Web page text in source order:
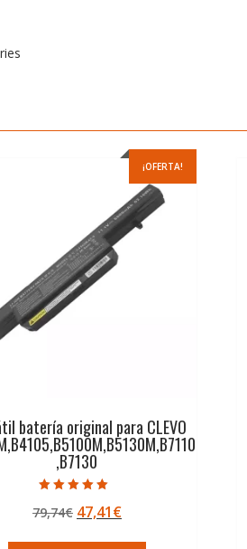
¡OFERTA!
batería original para CLEVO
,B7130
5.00
de 5
79,74€ El
47,41€El